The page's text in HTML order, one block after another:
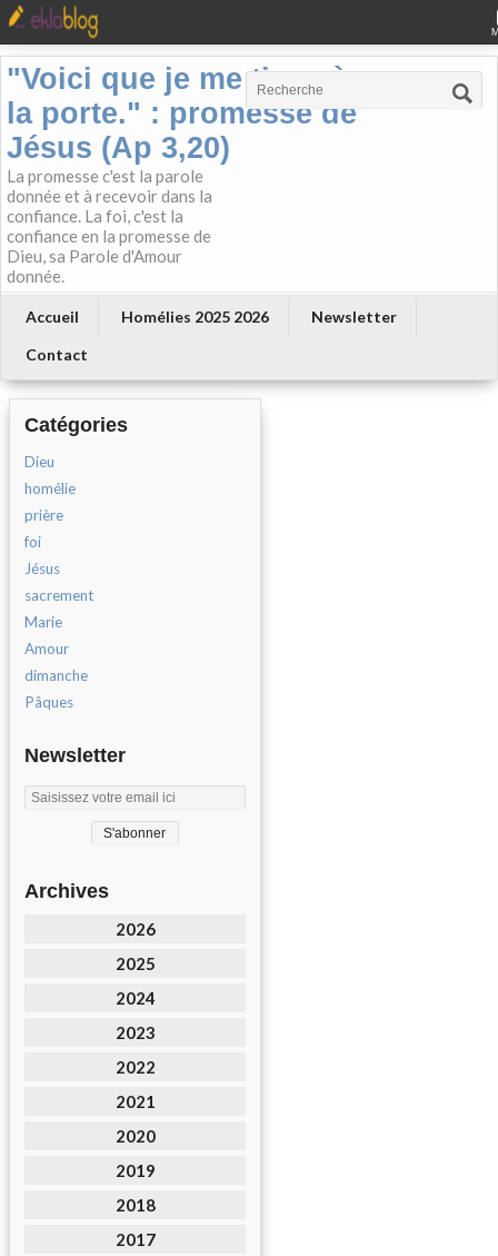
"Voici que je me tiens à
la porte." : promesse de
Jésus (Ap 3,20)
La promesse c'est la parole
donnée et à recevoir dans la
confiance. La foi, c'est la
confiance en la promesse de
Dieu, sa Parole d'Amour
donnée.
Accueil Homélies 2025 2026
Newsletter
Contact
Catégories
Dieu
homélie
prière
foi
Jésus
sacrement
Marie
Amour
dimanche
Pâques
Newsletter
Archives
2026
2025
2024
2023
2022
2021
2020
2019
2018
2017